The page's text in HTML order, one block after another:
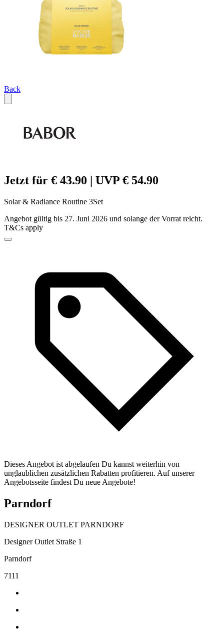
Back
Jetzt für € 43.90 | UVP € 54.90
Solar & Radiance Routine 3Set
Angebot gültig bis 27. Juni 2026 und solange der Vorrat reicht.
T&Cs apply
Dieses Angebot ist abgelaufen Du kannst weiterhin von
unglaublichen zusätzlichen Rabatten profitieren. Auf unserer
Angebotsseite findest Du neue Angebote!
Parndorf
DESIGNER OUTLET PARNDORF
Designer Outlet Straße 1
Parndorf
7111